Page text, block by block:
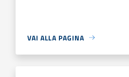
VAI ALLA PAGINA